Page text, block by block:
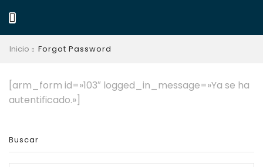
Inicio Forgot Password
[arm_form id=»103″ logged_in_message=»Ya se ha
autentificado.»]
Buscar